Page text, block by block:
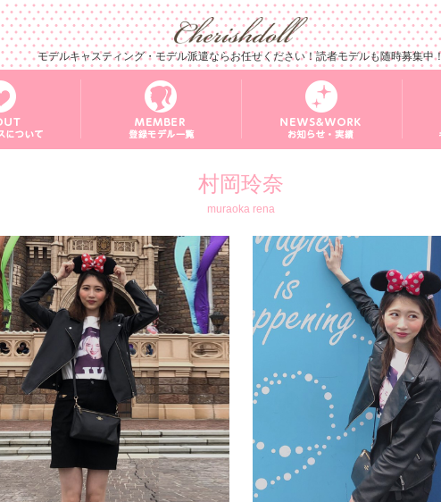
モデルキャスティング・モデル派遣ならお任せください！読者モデルも随時募集中
村岡玲奈
muraoka rena